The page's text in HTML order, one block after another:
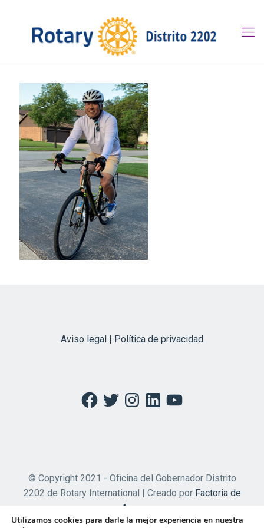
Aviso legal | Política de privacidad
Facebook
TwitterInstagramLinkedInYouTube
© Copyright 2021 - Oficina del Gobernador Distrito
2202 de Rotary International | Creado por Factoria de
Apps
Utilizamos cookies para darle la mejor experiencia en nuestra